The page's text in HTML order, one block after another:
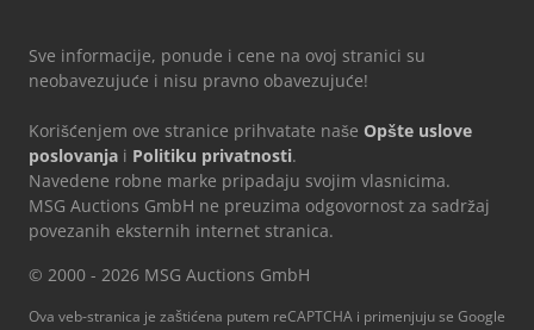
Sve informacije, ponude i cene na ovoj stranici su
neobavezujuće i nisu pravno obavezujuće!
Korišćenjem ove stranice prihvatate naše Opšte uslove
poslovanja i Politiku privatnosti.
Navedene robne marke pripadaju svojim vlasnicima.
MSG Auctions GmbH ne preuzima odgovornost za sadržaj
povezanih eksternih internet stranica.
© 2000 - 2026 MSG Auctions GmbH
Ova veb-stranica je zaštićena putem reCAPTCHA i primenjuju se Google